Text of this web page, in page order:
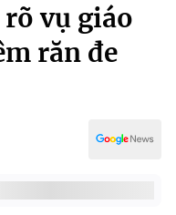
vụ giáo
răn đe